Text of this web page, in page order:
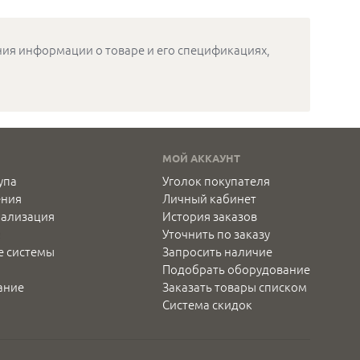
информации о товаре и его спецификациях,
системы
МОЙ АККАУНТ
Уголок покупателя
Личный кабинет
История заказов
Уточнить по заказу
Запросить наличие
Подобрать оборудование
Заказать товары списком
Система скидок